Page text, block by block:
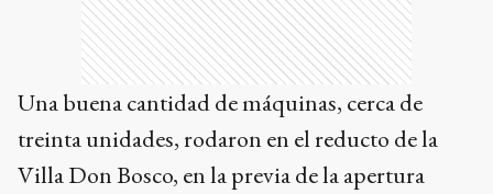
Una buena cantidad de máquinas, cerca de
treinta unidades, rodaron en el reducto de la
Villa Don Bosco, en la previa de la apertura